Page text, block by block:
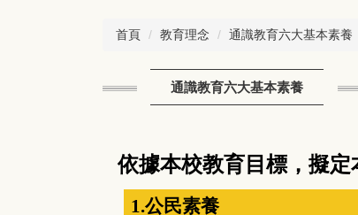
首頁 教育理念 通識教育六大基本素養
通識教育六大基本素養
依據本校教育目標，擬定
1.公民素養